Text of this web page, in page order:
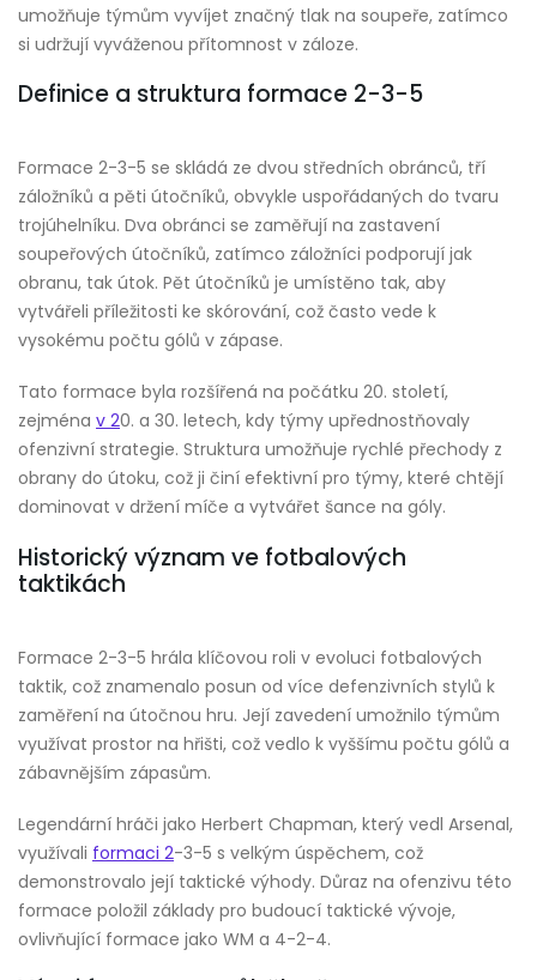
umožňuje týmům vyvíjet značný tlak na soupeře, zatímco
si udržují vyváženou přítomnost v záloze.
Definice a struktura formace 2-3-5
Formace 2-3-5 se skládá ze dvou středních obránců, tří
záložníků a pěti útočníků, obvykle uspořádaných do tvaru
trojúhelníku. Dva obránci se zaměřují na zastavení
soupeřových útočníků, zatímco záložníci podporují jak
obranu, tak útok. Pět útočníků je umístěno tak, aby
vytvářeli příležitosti ke skórování, což často vede k
vysokému počtu gólů v zápase.
Tato formace byla rozšířená na počátku 20. století,
zejména v 20. a 30. letech, kdy týmy upřednostňovaly
ofenzivní strategie. Struktura umožňuje rychlé přechody z
obrany do útoku, což ji činí efektivní pro týmy, které chtějí
dominovat v držení míče a vytvářet šance na góly.
Historický význam ve fotbalových
taktikách
Formace 2-3-5 hrála klíčovou roli v evoluci fotbalových
taktik, což znamenalo posun od více defenzivních stylů k
zaměření na útočnou hru. Její zavedení umožnilo týmům
využívat prostor na hřišti, což vedlo k vyššímu počtu gólů a
zábavnějším zápasům.
Legendární hráči jako Herbert Chapman, který vedl Arsenal,
využívali formaci 2-3-5 s velkým úspěchem, což
demonstrovalo její taktické výhody. Důraz na ofenzivu této
formace položil základy pro budoucí taktické vývoje,
ovlivňující formace jako WM a 4-2-4.